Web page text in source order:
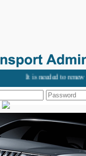
It is needed to